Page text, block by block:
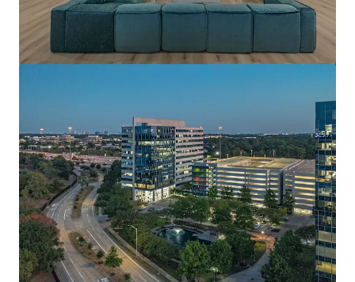
Pennzoil Place
711 Louisiana Street, Houston, TX, 77002, US
130 967 m²